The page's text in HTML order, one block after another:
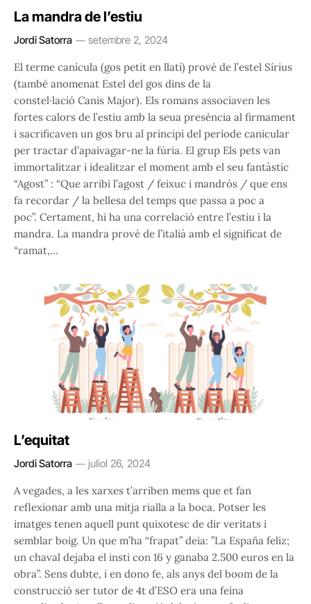
La mandra de l’estiu
Jordi Satorra setembre 2, 2024
El terme canícula (gos petit en llatí) prové de l’estel Sírius
(també anomenat Estel del gos dins de la
constel·lació Canis Major). Els romans associaven les
fortes calors de l’estiu amb la seua presència al firmament
i sacrificaven un gos bru al principi del període canicular
per tractar d’apaivagar-ne la fúria. El grup Els pets van
immortalitzar i idealitzar el moment amb el seu fantàstic
“Agost” : “Que arribi l’agost / feixuc i mandrós / que ens
fa recordar / la bellesa del temps que passa a poc a
poc”. Certament, hi ha una correlació entre l’estiu i la
mandra. La mandra prové de l’italià amb el significat de
“ramat,…
L’equitat
Jordi Satorra juliol 26, 2024
A vegades, a les xarxes t’arriben mems que et fan
reflexionar amb una mitja rialla a la boca. Potser les
imatges tenen aquell punt quixotesc de dir veritats i
semblar boig. Un que m’ha “frapat” deia: ”La España feliz;
un chaval dejaba el insti con 16 y ganaba 2.500 euros en la
obra”. Sens dubte, i en dono fe, als anys del boom de la
construcció ser tutor de 4t d’ESO era una feina